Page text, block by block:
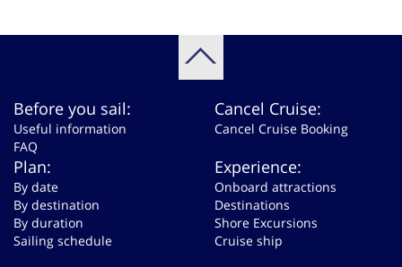
Before you sail:
Useful information
FAQ
Cancel Cruise:
Cancel Cruise Booking
Plan:
By date
By destination
By duration
Sailing schedule
Experience:
Onboard attractions
Destinations
Shore Excursions
Cruise ship